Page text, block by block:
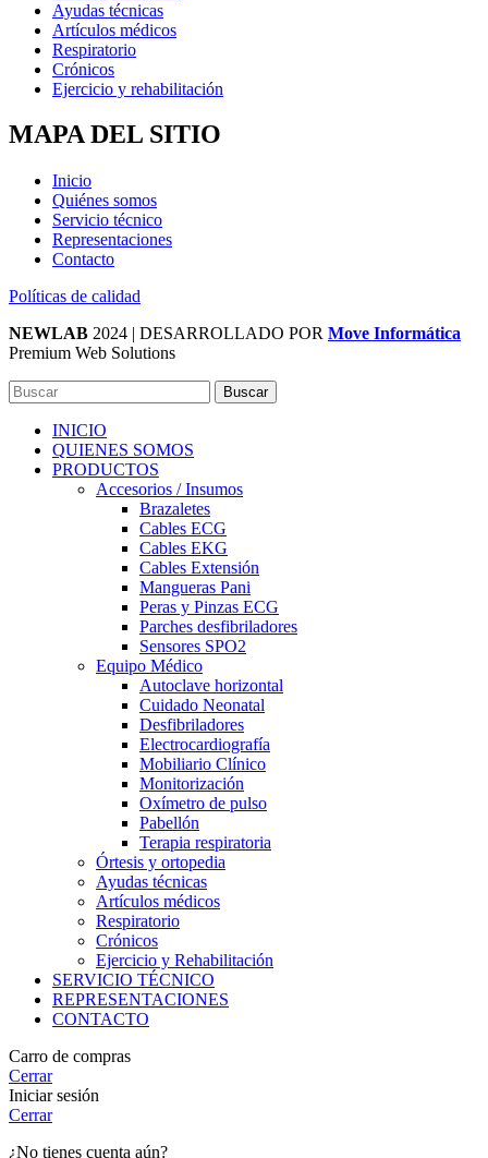
Ayudas técnicas
Artículos médicos
Respiratorio
Crónicos
Ejercicio y rehabilitación
MAPA DEL SITIO
Inicio
Quiénes somos
Servicio técnico
Representaciones
Contacto
Políticas de calidad
NEWLAB 2024 | DESARROLLADO POR Move Informática
Premium Web Solutions
Buscar
INICIO
QUIENES SOMOS
PRODUCTOS
Accesorios / Insumos
Brazaletes
Cables ECG
Cables EKG
Cables Extensión
Mangueras Pani
Peras y Pinzas ECG
Parches desfibriladores
Sensores SPO2
Equipo Médico
Autoclave horizontal
Cuidado Neonatal
Desfibriladores
Electrocardiografía
Mobiliario Clínico
Monitorización
Oxímetro de pulso
Pabellón
Terapia respiratoria
Órtesis y ortopedia
Ayudas técnicas
Artículos médicos
Respiratorio
Crónicos
Ejercicio y Rehabilitación
SERVICIO TÉCNICO
REPRESENTACIONES
CONTACTO
Carro de compras
Cerrar
Iniciar sesión
Cerrar
¿No tienes cuenta aún?